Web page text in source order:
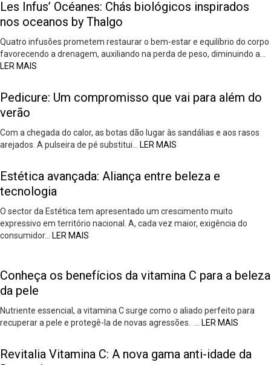
Les Infus’ Océanes: Chás biológicos inspirados
nos oceanos by Thalgo
Quatro infusões prometem restaurar o bem-estar e equilíbrio do corpo
favorecendo a drenagem, auxiliando na perda de peso, diminuindo a…
LER MAIS
Pedicure: Um compromisso que vai para além do
verão
Com a chegada do calor, as botas dão lugar às sandálias e aos rasos
arejados. A pulseira de pé substitui…
LER MAIS
Estética avançada: Aliança entre beleza e
tecnologia
O sector da Estética tem apresentado um crescimento muito
expressivo em território nacional. A, cada vez maior, exigência do
consumidor…
LER MAIS
Conheça os benefícios da vitamina C para a beleza
da pele
Nutriente essencial, a vitamina C surge como o aliado perfeito para
recuperar a pele e protegê-la de novas agressões. …
LER MAIS
Revitalia Vitamina C: A nova gama anti-idade da